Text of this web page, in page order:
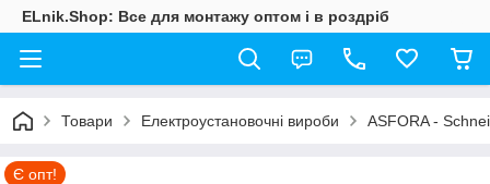
ELnik.Shop: Все для монтажу оптом і в роздріб
Товари Електроустановочні вироби ASFORA -
Є опт!